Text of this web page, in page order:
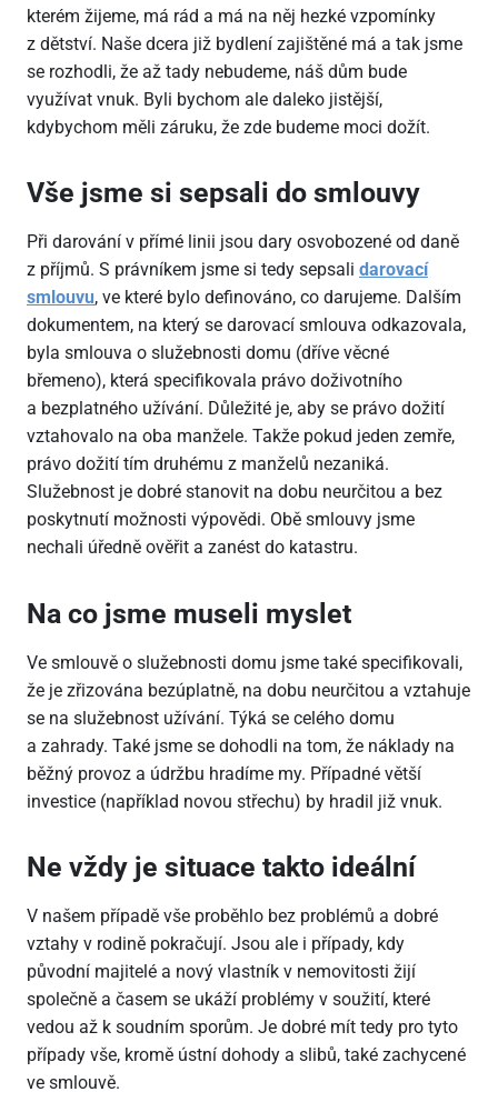
kterém žijeme, má rád a má na něj hezké vzpomínky
z dětství. Naše dcera již bydlení zajištěné má a tak jsme
se rozhodli, že až tady nebudeme, náš dům bude
využívat vnuk. Byli bychom ale daleko jistější,
kdybychom měli záruku, že zde budeme moci dožít.
Vše jsme si sepsali do smlouvy
Při darování v přímé linii jsou dary osvobozené od daně
z příjmů. S právníkem jsme si tedy sepsali darovací
smlouvu, ve které bylo definováno, co darujeme. Dalším
dokumentem, na který se darovací smlouva odkazovala,
byla smlouva o služebnosti domu (dříve věcné
břemeno), která specifikovala právo doživotního
a bezplatného užívání. Důležité je, aby se právo dožití
vztahovalo na oba manžele. Takže pokud jeden zemře,
právo dožití tím druhému z manželů nezaniká.
Služebnost je dobré stanovit na dobu neurčitou a bez
poskytnutí možnosti výpovědi. Obě smlouvy jsme
nechali úředně ověřit a zanést do katastru.
Na co jsme museli myslet
Ve smlouvě o služebnosti domu jsme také specifikovali,
že je zřizována bezúplatně, na dobu neurčitou a vztahuje
se na služebnost užívání. Týká se celého domu
a zahrady. Také jsme se dohodli na tom, že náklady na
běžný provoz a údržbu hradíme my. Případné větší
investice (například novou střechu) by hradil již vnuk.
Ne vždy je situace takto ideální
V našem případě vše proběhlo bez problémů a dobré
vztahy v rodině pokračují. Jsou ale i případy, kdy
původní majitelé a nový vlastník v nemovitosti žijí
společně a časem se ukáží problémy v soužití, které
vedou až k soudním sporům. Je dobré mít tedy pro tyto
případy vše, kromě ústní dohody a slibů, také zachycené
ve smlouvě.